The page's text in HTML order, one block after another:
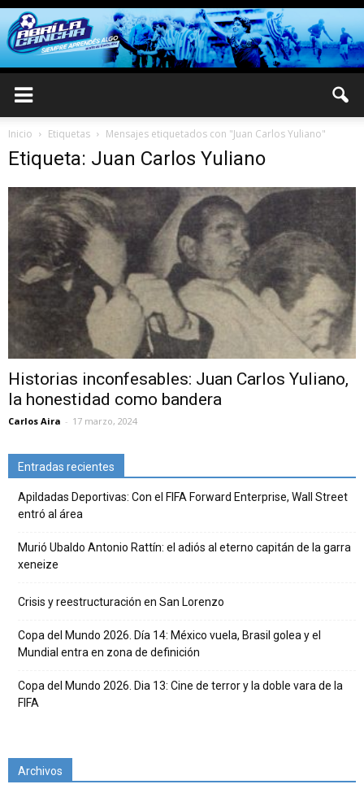
Inicio Etiquetas Mensajes etiquetados con "Juan Carlos Yuliano"
Etiqueta: Juan Carlos Yuliano
Historias inconfesables: Juan Carlos Yuliano,
la honestidad como bandera
Carlos Aira - 17 marzo, 2024
Entradas recientes
Apildadas Deportivas: Con el FIFA Forward Enterprise, Wall Street
entró al área
Murió Ubaldo Antonio Rattín: el adiós al eterno capitán de la garra
xeneize
Crisis y reestructuración en San Lorenzo
Copa del Mundo 2026. Día 14: México vuela, Brasil golea y el
Mundial entra en zona de definición
Copa del Mundo 2026. Dia 13: Cine de terror y la doble vara de la
FIFA
Archivos